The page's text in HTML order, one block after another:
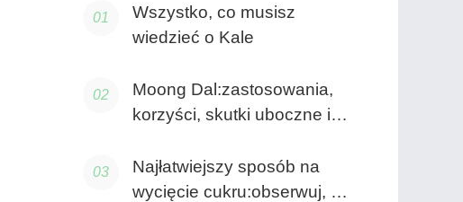
Wszystko, co musisz
wiedzieć o Kale
Moong Dal:zastosowania,
korzyści, skutki uboczne i
Najłatwiejszy sposób na
wycięcie cukru:obserwuj, co